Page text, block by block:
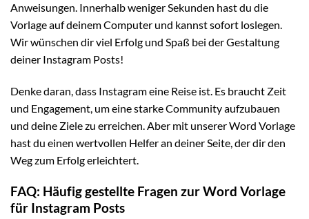
Anweisungen. Innerhalb weniger Sekunden hast du die
Vorlage auf deinem Computer und kannst sofort loslegen.
Wir wünschen dir viel Erfolg und Spaß bei der Gestaltung
deiner Instagram Posts!
Denke daran, dass Instagram eine Reise ist. Es braucht Zeit
und Engagement, um eine starke Community aufzubauen
und deine Ziele zu erreichen. Aber mit unserer Word Vorlage
hast du einen wertvollen Helfer an deiner Seite, der dir den
Weg zum Erfolg erleichtert.
FAQ: Häufig gestellte Fragen zur Word Vorlage
für Instagram Posts